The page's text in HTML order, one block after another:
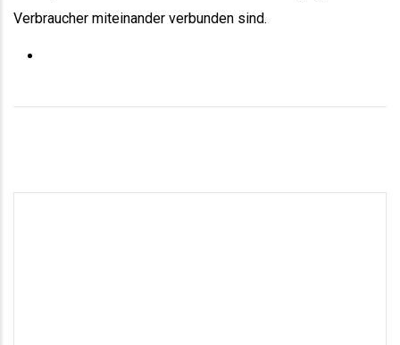
Verbraucher miteinander verbunden sind.